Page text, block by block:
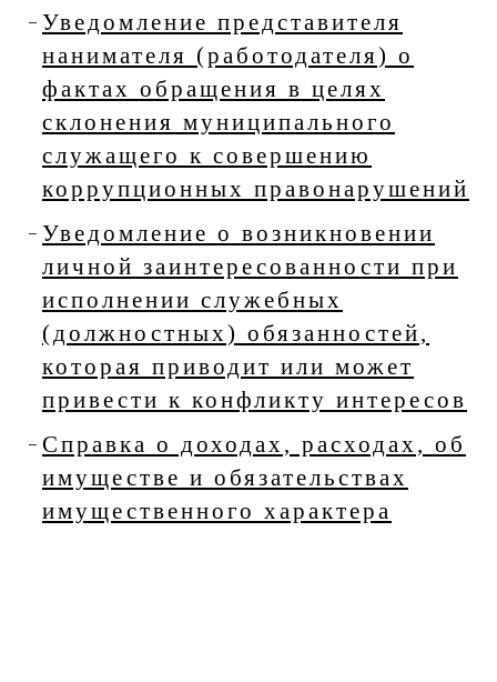
Уведомление представителя
нанимателя (работодателя) о
фактах обращения в целях
склонения муниципального
служащего к совершению
коррупционных правонарушений
Уведомление о возникновении
личной заинтересованности при
исполнении служебных
(должностных) обязанностей,
которая приводит или может
привести к конфликту интересов
Справка о доходах, расходах, об
имуществе и обязательствах
имущественного характера